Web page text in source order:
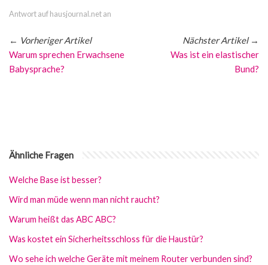
Antwort auf hausjournal.net an
← Vorheriger Artikel
Warum sprechen Erwachsene
Babysprache?
Nächster Artikel→
Was ist ein elastischer
Bund?
Ähnliche Fragen
Welche Base ist besser?
Wird man müde wenn man nicht raucht?
Warum heißt das ABC ABC?
Was kostet ein Sicherheitsschloss für die Haustür?
Wo sehe ich welche Geräte mit meinem Router verbunden sind?